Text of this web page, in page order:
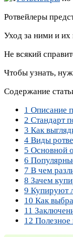
Ротвейлеры
Уход за ними и их
Не всякий
Чтобы узнать,
Содержание
1 Описание
2 Стандарт
3 Как
4 Виды
5 Основной
6
7 В чем
8 Зачем
9 Купируют
10 Как
11
12 Полезное